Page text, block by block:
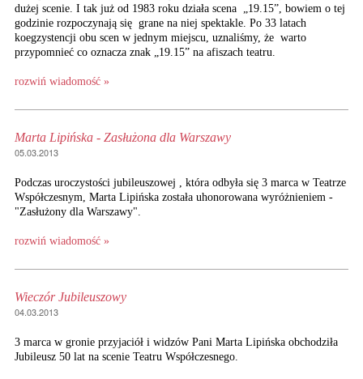
dużej scenie. I tak już od 1983 roku działa scena „19.15”, bowiem o tej
godzinie rozpoczynają się grane na niej spektakle. Po 33 latach
koegzystencji obu scen w jednym miejscu, uznaliśmy, że warto
przypomnieć co oznacza znak „19.15” na afiszach teatru.
rozwiń wiadomość »
Marta Lipińska - Zasłużona dla Warszawy
05.03.2013
Podczas uroczystości jubileuszowej , która odbyła się 3 marca w Teatrze
Współczesnym, Marta Lipińska została uhonorowana wyróżnieniem -
"Zasłużony dla Warszawy".
rozwiń wiadomość »
Wieczór Jubileuszowy
04.03.2013
3 marca w gronie przyjaciół i widzów Pani Marta Lipińska obchodziła
Jubileusz 50 lat na scenie Teatru Współczesnego.